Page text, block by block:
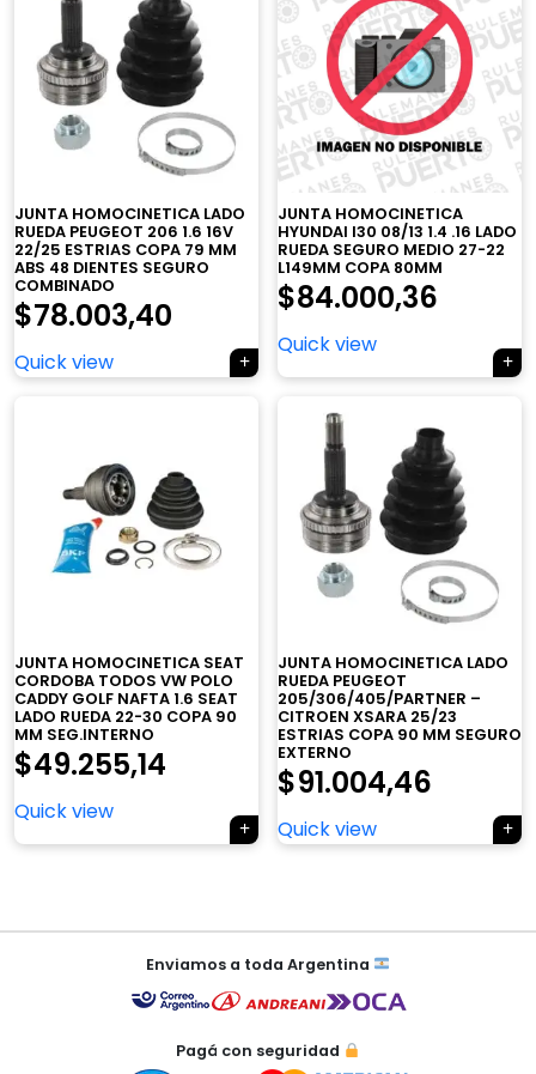
JUNTA HOMOCINETICA LADO
RUEDA PEUGEOT 206 1.6 16V
22/25 ESTRIAS COPA 79 MM
ABS 48 DIENTES SEGURO
COMBINADO
$78.003,40
Quick view
JUNTA HOMOCINETICA
HYUNDAI I30 08/13 1.4 .16 LADO
RUEDA SEGURO MEDIO 27-22
L149MM COPA 80MM
$84.000,36
Quick view
JUNTA HOMOCINETICA SEAT
CORDOBA TODOS VW POLO
CADDY GOLF NAFTA 1.6 SEAT
LADO RUEDA 22-30 COPA 90
MM SEG.INTERNO
$49.255,14
Quick view
JUNTA HOMOCINETICA LADO
RUEDA PEUGEOT
205/306/405/PARTNER –
CITROEN XSARA 25/23
ESTRIAS COPA 90 MM SEGURO
EXTERNO
$91.004,46
Quick view
entradas
Enviamos a toda Argentina
Pagá con seguridad
×
Tu carrito está vacío.